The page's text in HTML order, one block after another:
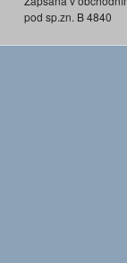
pod sp.zn. B 4840